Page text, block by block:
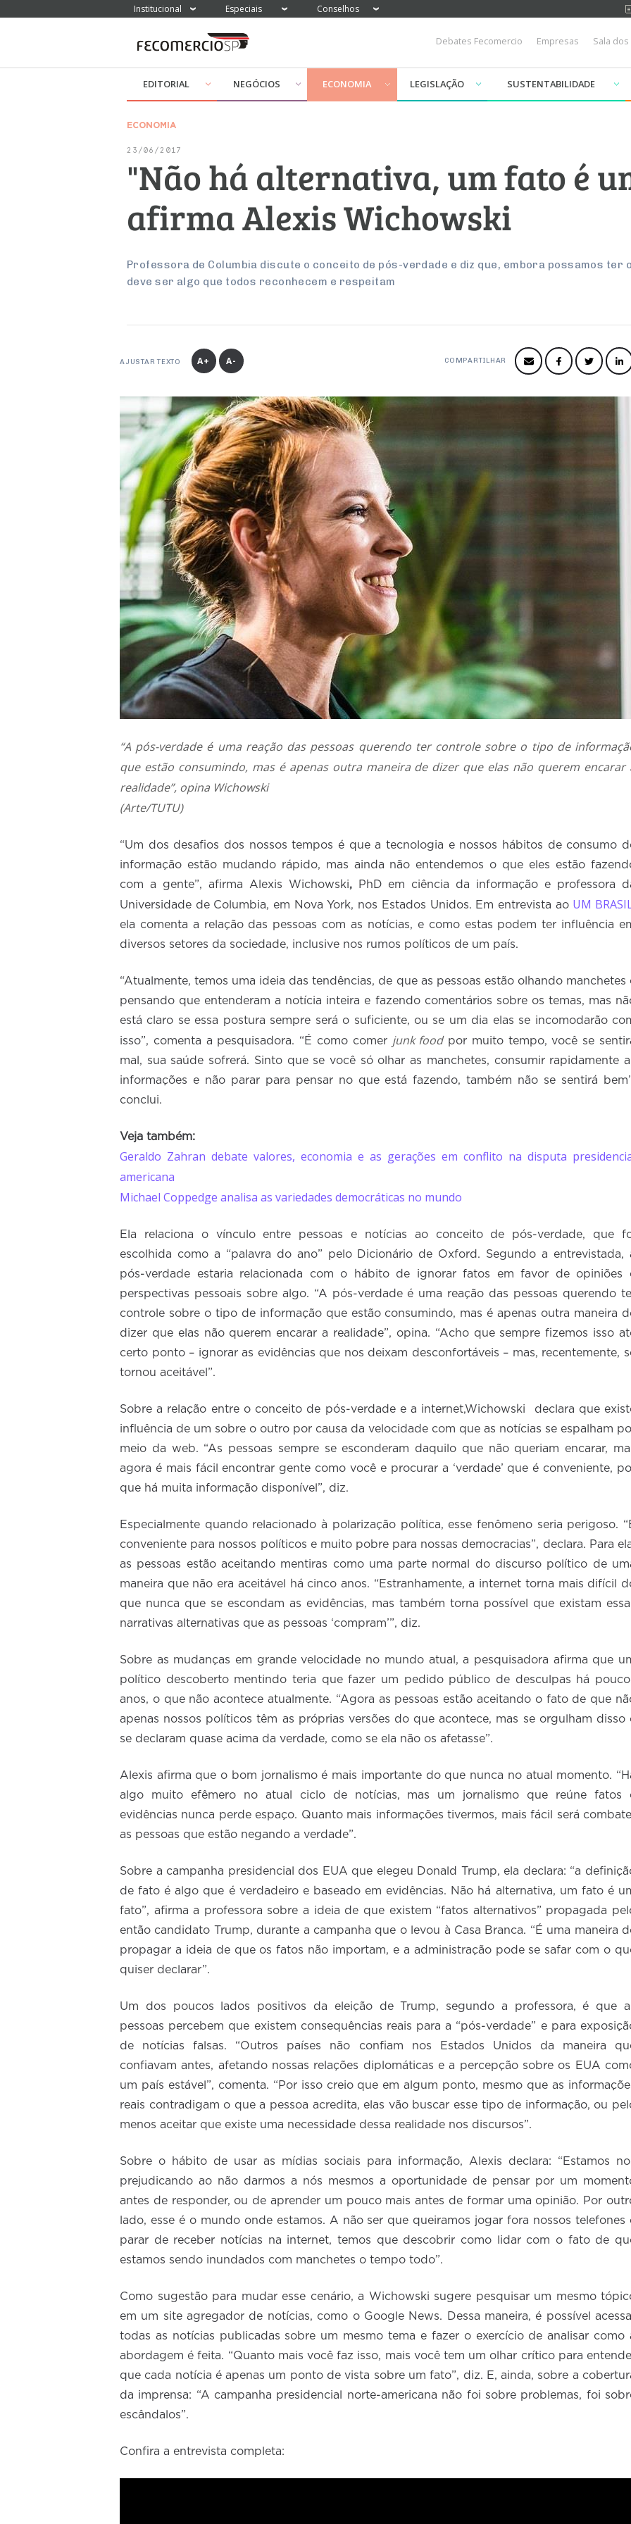
Institucional Especiais Conselhos
Debates Fecomercio Empresas Sala
EDITORIAL NEGÓCIOS ECONOMIA LEGISLAÇÃO SUSTENTABILIDADE
ECONOMIA
23/06/2017
"Não há alternativa, um fato é
afirma Alexis Wichowski
Professora de Columbia discute o conceito de pós-verdade e diz que, embora possamos ter
deve ser algo que todos reconhecem e respeitam
AJUSTAR TEXTO A+ A- COMPARTILHAR
“A pós-verdade é uma reação das pessoas querendo ter controle sobre o tipo de
que estão consumindo, mas é apenas outra maneira de dizer que elas não querem encarar
realidade”, opina Wichowski
(Arte/TUTU)
“Um dos desafios dos nossos tempos é que a tecnologia e nossos hábitos de consumo
informação estão mudando rápido, mas ainda não entendemos o que eles estão
com a gente”, afirma Alexis Wichowski,
PhD em ciência da informação e professora
Universidade de Columbia, em Nova York, nos Estados Unidos. Em entrevista ao UM
ela comenta a relação das pessoas com as notícias, e como estas podem ter influência
diversos setores da sociedade, inclusive nos rumos políticos de um país.
“Atualmente, temos uma ideia das tendências, de que as pessoas estão olhando manchetes
pensando que entenderam a notícia inteira e fazendo comentários sobre os temas, mas
está claro se essa postura sempre será o suficiente, ou se um dia elas se incomodarão
isso”, comenta a pesquisadora. “É como comer junk foodpor muito tempo, você se
mal, sua saúde sofrerá. Sinto que se você só olhar as manchetes, consumir rapidamente
informações e não parar para pensar no que está fazendo, também não se sentirá
conclui.
Veja também:
Geraldo Zahran debate valores, economia e as gerações em conflito na disputa
americana
Michael Coppedge analisa as variedades democráticas no mundo
Ela relaciona o vínculo entre pessoas e notícias ao conceito de pós-verdade, que
escolhida como a “palavra do ano” pelo Dicionário de Oxford. Segundo a entrevistada,
pós-verdade estaria relacionada com o hábito de ignorar fatos em favor de opiniões
perspectivas pessoais sobre algo. “A pós-verdade é uma reação das pessoas querendo
controle sobre o tipo de informação que estão consumindo, mas é apenas outra maneira
dizer que elas não querem encarar a realidade”, opina. “Acho que sempre fizemos isso
certo ponto – ignorar as evidências que nos deixam desconfortáveis – mas, recentemente,
tornou aceitável”.
Sobre a relação entre o conceito de pós-verdade e a internet,Wichowski
declara que
influência de um sobre o outro por causa da velocidade com que as notícias se espalham
meio da web. “As pessoas sempre se esconderam daquilo que não queriam encarar,
agora é mais fácil encontrar gente como você e procurar a ‘verdade’ que é conveniente,
que há muita informação disponível”, diz.
Especialmente quando relacionado à polarização política, esse fenômeno seria perigoso.
conveniente para nossos políticos e muito pobre para nossas democracias”, declara. Para
as pessoas estão aceitando mentiras como uma parte normal do discurso político de
maneira que não era aceitável há cinco anos. “Estranhamente, a internet torna mais difícil
que nunca que se escondam as evidências, mas também torna possível que existam
narrativas alternativas que as pessoas ‘compram’”, diz.
Sobre as mudanças em grande velocidade no mundo atual, a pesquisadora afirma que
político descoberto mentindo teria que fazer um pedido público de desculpas há
anos, o que não acontece atualmente. “Agora as pessoas estão aceitando o fato de que
apenas nossos políticos têm as próprias versões do que acontece, mas se orgulham disso
se declaram quase acima da verdade, como se ela não os afetasse”.
Alexis afirma que o bom jornalismo é mais importante do que nunca no atual momento.
algo muito efêmero no atual ciclo de notícias, mas um jornalismo que reúne fatos
evidências nunca perde espaço. Quanto mais informações tivermos, mais fácil será
as pessoas que estão negando a verdade”.
Sobre a campanha presidencial dos EUA que elegeu Donald Trump, ela declara: “a
de fato é algo que é verdadeiro e baseado em evidências. Não há alternativa, um fato é
fato”, afirma a professora sobre a ideia de que existem “fatos alternativos” propagada
então candidato Trump, durante a campanha que o levou à Casa Branca. “É uma maneira
propagar a ideia de que os fatos não importam, e a administração pode se safar com o
quiser declarar”.
Um dos poucos lados positivos da eleição de Trump, segundo a professora, é que
pessoas percebem que existem consequências reais para a “pós-verdade” e para
de notícias falsas. “Outros países não confiam nos Estados Unidos da maneira
confiavam antes, afetando nossas relações diplomáticas e a percepção sobre os EUA
um país estável”, comenta. “Por isso creio que em algum ponto, mesmo que as
reais contradigam o que a pessoa acredita, elas vão buscar esse tipo de informação, ou
menos aceitar que existe uma necessidade dessa realidade nos discursos”.
Sobre o hábito de usar as mídias sociais para informação, Alexis declara: “Estamos
prejudicando ao não darmos a nós mesmos a oportunidade de pensar por um
antes de responder, ou de aprender um pouco mais antes de formar uma opinião. Por
lado, esse é o mundo onde estamos. A não ser que queiramos jogar fora nossos telefones
parar de receber notícias na internet, temos que descobrir como lidar com o fato de
estamos sendo inundados com manchetes o tempo todo”.
Como sugestão para mudar esse cenário, a Wichowski sugere pesquisar um mesmo
em um site agregador de notícias, como o Google News. Dessa maneira, é possível
todas as notícias publicadas sobre um mesmo tema e fazer o exercício de analisar como
abordagem é feita. “Quanto mais você faz isso, mais você tem um olhar crítico para
que cada notícia é apenas um ponto de vista sobre um fato”, diz. E, ainda, sobre a
da imprensa: “A campanha presidencial norte-americana não foi sobre problemas, foi
escândalos”.
Confira a entrevista completa: